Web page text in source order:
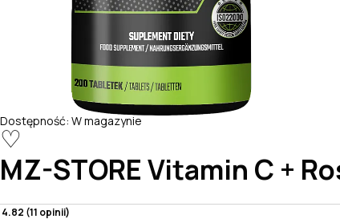
Dostępność: W magazynie
♡
MZ-STORE Vitamin C +
4.82 (11 opinii)